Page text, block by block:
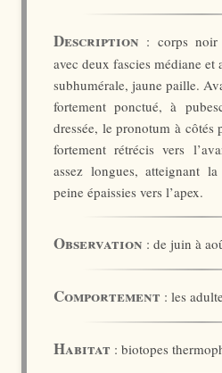
Description : corps noir
avec deux fascies médiane et
subhumérale, jaune paille.
fortement ponctué, à
dressée, le pronotum à côtés
fortement rétrécis vers
assez longues, atteignant
peine épaissies vers l’apex.
Observation : de juin à
Comportement : les
Habitat : biotopes